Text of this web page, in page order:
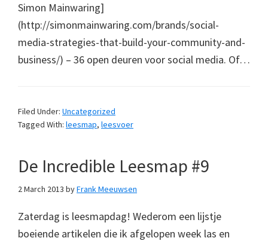
Simon Mainwaring]
(http://simonmainwaring.com/brands/social-
media-strategies-that-build-your-community-and-
business/) – 36 open deuren voor social media. Of…
Filed Under: Uncategorized
Tagged With: leesmap, leesvoer
De Incredible Leesmap #9
2 March 2013 byFrank Meeuwsen
Zaterdag is leesmapdag! Wederom een lijstje
boeiende artikelen die ik afgelopen week las en